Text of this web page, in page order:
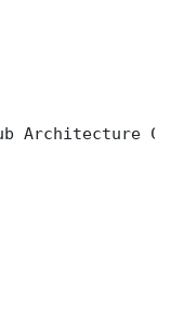
Architecture